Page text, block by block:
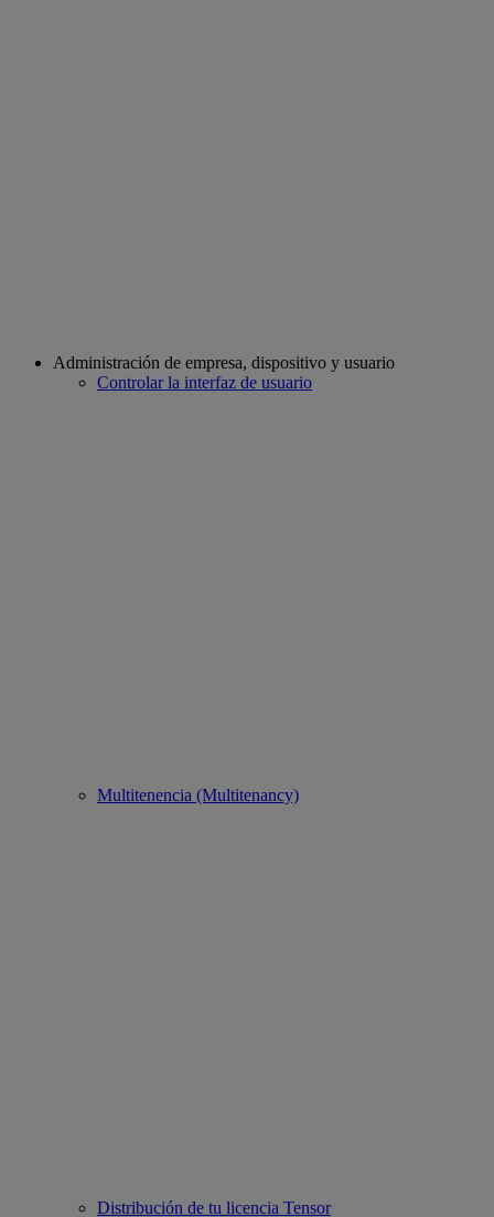
Administración de empresa, dispositivo y usuario
Controlar la interfaz de usuario
Multitenencia (Multitenancy)
Distribución de tu licencia Tensor